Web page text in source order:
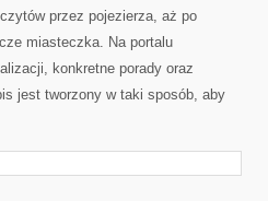
przez pojezierza, aż po
miasteczka. Na portalu
konkretne porady oraz
jest tworzony w taki sposób, aby